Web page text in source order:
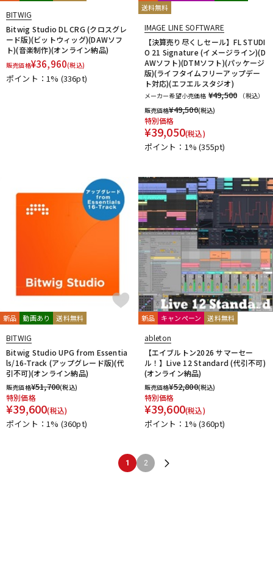
BITWIG
Bitwig Studio DL CRG (クロスグレ
ード版)(ビットウィッグ)(DAWソフ
ト)(音楽制作)(オンライン納品)
販売価格¥36,960(税込)
ポイント：1% (336pt)
送料無料
IMAGE LINE SOFTWARE
【決算売り尽くしセール】FL STUDI
O 21 Signature (イメージライン)(D
AWソフト)(DTMソフト)(パッケージ
版)(ライフタイムフリーアップデー
ト対応)(エフエルスタジオ)
メーカー希望小売価格 ¥49,500
（税込）
販売価格¥49,500(税込)
特別価格
¥39,050(税込)
ポイント：1%(355pt)
新品 動画あり 送料無料
BITWIG
Bitwig Studio UPG from Essentia
ls/16-Track (アップグレード版)(代
引不可)(オンライン納品)
販売価格¥51,700(税込)
特別価格
¥39,600(税込)
ポイント：1% (360pt)
新品 キャンペーン 送料無料
ableton
【エイブルトン2026 サマーセー
ル！】Live 12 Standard (代引不可)
(オンライン納品)
販売価格¥52,800(税込)
特別価格
¥39,600(税込)
ポイント：1%(360pt)
1 2